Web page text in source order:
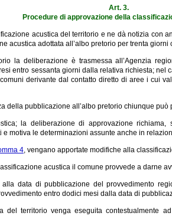
Art. 3.
Procedure di approvazione della
acustica del territorio e ne dà notizia con
acustica adottata all’albo pretorio per trenta
la deliberazione è trasmessa all’Agenzia
entro sessanta giorni dalla relativa richiesta;
derivante dal contatto diretto di aree i cui
della pubblicazione all’albo pretorio chiunque può
la deliberazione di approvazione
motiva le determinazioni assunte anche in
4, vengano apportate modifiche alla
acustica il comune provvede a darne
alla data di pubblicazione del provvedimento
entro dodici mesi dalla data di
del territorio venga eseguita contestualmente